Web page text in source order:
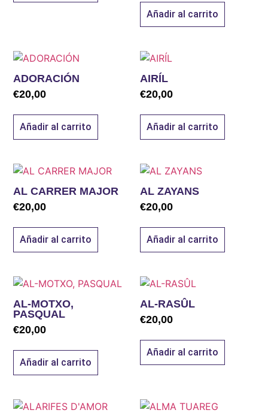
Añadir al carrito
ADORACIÓN
€20,00
Añadir al carrito
AIRÍL
€20,00
Añadir al carrito
AL CARRER MAJOR
€20,00
Añadir al carrito
AL ZAYANS
€20,00
Añadir al carrito
AL-MOTXO,
PASQUAL
€20,00
Añadir al carrito
AL-RASÛL
€20,00
Añadir al carrito